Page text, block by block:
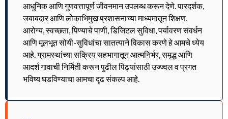
आधुनिक आणि गुणवत्तापूर्ण जीवनमान उपलब्ध करून देणे. पारदर्शक,
जबाबदार आणि लोकाभिमुख प्रशासनाच्या माध्यमातून शिक्षण,
आरोग्य, स्वच्छता, पिण्याचे पाणी, डिजिटल सुविधा, पर्यावरण संवर्धन
आणि मूलभूत सोयी-सुविधांचा सातत्याने विकास करणे हे आमचे ध्येय
आहे. ग्रामस्थांच्या सक्रिय सहभागातून आत्मनिर्भर, समृद्ध आणि
आदर्श गावाची निर्मिती करून पुढील पिढ्यांसाठी उज्ज्वल व प्रगत
भविष्य घडविण्याचा आमचा दृढ संकल्प आहे.